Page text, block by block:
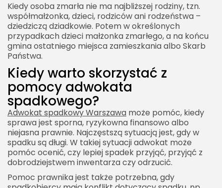
Kiedy osoba zmarła nie ma najbliższej rodziny, tzn.
współmałżonka, dzieci, rodziców ani rodzeństwa –
dziedziczą dziadkowie. Potem w określonych
przypadkach dzieci małżonka zmarłego, a na końcu
gmina ostatniego miejsca zamieszkania albo Skarb
Państwa.
​Kiedy warto skorzystać z
pomocy adwokata
spadkowego?
Adwokat spadkowy Warszawa może pomóc, kiedy
sprawa jest sporna, ryzykowna finansowo albo
niejasna prawnie. Najczęstszą sytuacją jest, gdy w
spadku są długi. W takiej sytuacji adwokat może
pomóc ocenić, czy lepiej spadek przyjąć, przyjąć z
dobrodziejstwem inwentarza czy odrzucić.
Pomoc prawnika jest także potrzebna, gdy